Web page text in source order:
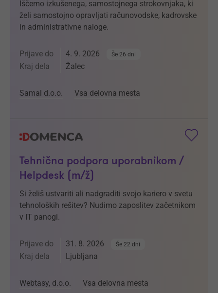
Iščemo izkušenega, samostojnega strokovnjaka, ki
želi samostojno opravljati računovodske, kadrovske
in administrativne naloge.
Prijave do 4. 9. 2026 Še 26 dni
Kraj dela Žalec
Samal d.o.o. Vsa delovna mesta
Tehnična podpora uporabnikom /
Helpdesk (m/ž)
Si želiš ustvariti ali nadgraditi svojo kariero v svetu
tehnoloških rešitev? Nudimo zaposlitev začetnikom
v IT panogi.
Prijave do 31. 8. 2026 Še 22 dni
Kraj dela Ljubljana
Webtasy, d.o.o. Vsa delovna mesta